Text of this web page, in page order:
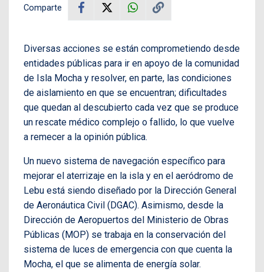
Comparte
Diversas acciones se están comprometiendo desde
entidades públicas para ir en apoyo de la comunidad
de Isla Mocha y resolver, en parte, las condiciones
de aislamiento en que se encuentran; dificultades
que quedan al descubierto cada vez que se produce
un rescate médico complejo o fallido, lo que vuelve
a remecer a la opinión pública.
Un nuevo sistema de navegación específico para
mejorar el aterrizaje en la isla y en el aeródromo de
Lebu está siendo diseñado por la Dirección General
de Aeronáutica Civil (DGAC). Asimismo, desde la
Dirección de Aeropuertos del Ministerio de Obras
Públicas (MOP) se trabaja en la conservación del
sistema de luces de emergencia con que cuenta la
Mocha, el que se alimenta de energía solar.